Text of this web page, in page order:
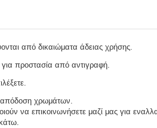
από δικαιώματα άδειας χρήσης.
προστασία από αντιγραφή.
απόδοση χρωμάτων.
να επικοινωνήσετε μαζί μας για